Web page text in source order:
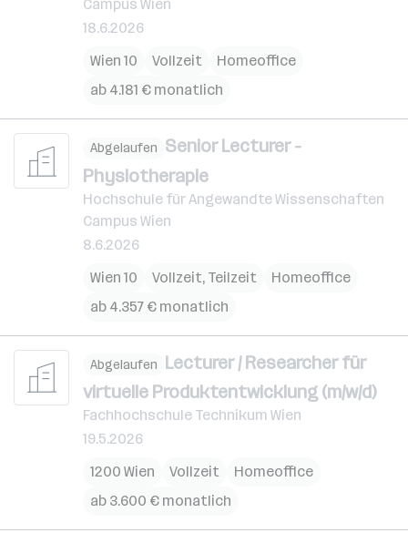
Campus Wien
18.6.2026
Wien 10
Vollzeit
Homeoffice
ab 4.181 € monatlich
Abgelaufen Senior Lecturer -
Physiotherapie
Hochschule für Angewandte Wissenschaften
Campus Wien
8.6.2026
Wien 10
Vollzeit, Teilzeit
Homeoffice
ab 4.357 € monatlich
Abgelaufen Lecturer / Researcher für
virtuelle Produktentwicklung (m/w/d)
Fachhochschule Technikum Wien
19.5.2026
1200 Wien
Vollzeit
Homeoffice
ab 3.600 € monatlich